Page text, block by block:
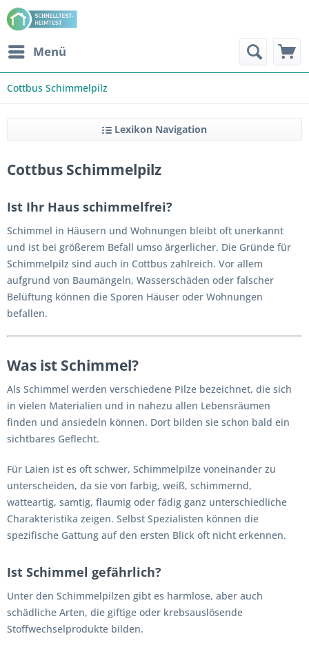
Menü
Cottbus Schimmelpilz
Lexikon Navigation
Cottbus Schimmelpilz
Ist Ihr Haus schimmelfrei?
Schimmel in Häusern und Wohnungen bleibt oft unerkannt
und ist bei größerem Befall umso ärgerlicher. Die Gründe für
Schimmelpilz sind auch in Cottbus zahlreich. Vor allem
aufgrund von Baumängeln, Wasserschäden oder falscher
Belüftung können die Sporen Häuser oder Wohnungen
befallen.
Was ist Schimmel?
Als Schimmel werden verschiedene Pilze bezeichnet, die sich
in vielen Materialien und in nahezu allen Lebensräumen
finden und ansiedeln können. Dort bilden sie schon bald ein
sichtbares Geflecht.
Für Laien ist es oft schwer, Schimmelpilze voneinander zu
unterscheiden, da sie von farbig, weiß, schimmernd,
watteartig, samtig, flaumig oder fädig ganz unterschiedliche
Charakteristika zeigen. Selbst Spezialisten können die
spezifische Gattung auf den ersten Blick oft nicht erkennen.
Ist Schimmel gefährlich?
Unter den Schimmelpilzen gibt es harmlose, aber auch
schädliche Arten, die giftige oder krebsauslösende
Stoffwechselprodukte bilden.